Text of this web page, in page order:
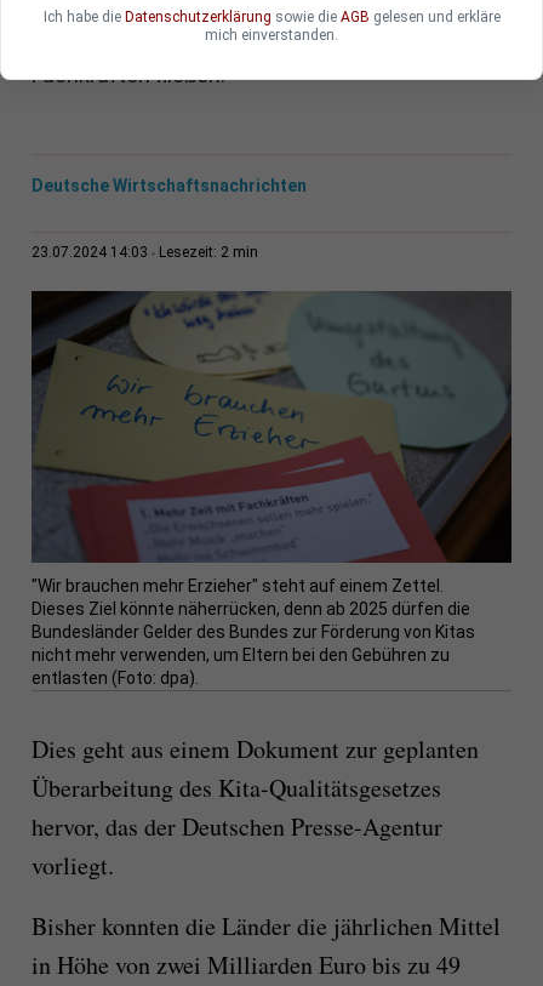
entlasten. Stattdessen soll das Geld künftig
vorrangig in die Sicherung und Gewinnung von
Fachkräften fließen.
Deutsche Wirtschaftsnachrichten
23.07.2024 14:03 Lesezeit: 2 min
"Wir brauchen mehr Erzieher" steht auf einem Zettel.
Dieses Ziel könnte näherrücken, denn ab 2025 dürfen die
Bundesländer Gelder des Bundes zur Förderung von Kitas
nicht mehr verwenden, um Eltern bei den Gebühren zu
entlasten (Foto: dpa).
Dies geht aus einem Dokument zur geplanten
Überarbeitung des Kita-Qualitätsgesetzes
hervor, das der Deutschen Presse-Agentur
vorliegt.
Bisher konnten die Länder die jährlichen Mittel
in Höhe von zwei Milliarden Euro bis zu 49
Ich habe die Datenschutzerklärung sowie die AGB gelesen und erkläre
mich einverstanden.